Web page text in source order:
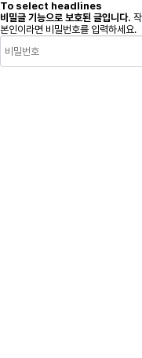
To select headlines
비밀글 기능으로 보호된 글입니다.
본인이라면 비밀번호를 입력하세요.